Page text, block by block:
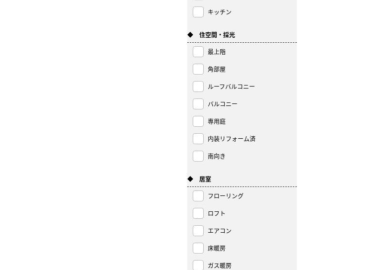
キッチン
◆ 住空間・採光
最上階
角部屋
ルーフバルコニー
バルコニー
専用庭
内装リフォーム済
南向き
◆ 居室
フローリング
ロフト
エアコン
床暖房
ガス暖房